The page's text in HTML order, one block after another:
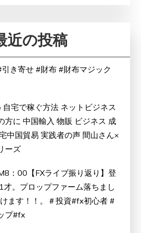
近の投稿
き寄せ #財布 #財布マジック
自宅で稼ぐ方法 ネットビジネス
方に 中国輸入 物販 ビジネス 成
中国貿易 実践者の声 間山さん×
ーズ
：00【FXライブ振り返り】登
。プロップファーム落ちまし
ます！！。＃投資#fx初心者 #
プ#fx